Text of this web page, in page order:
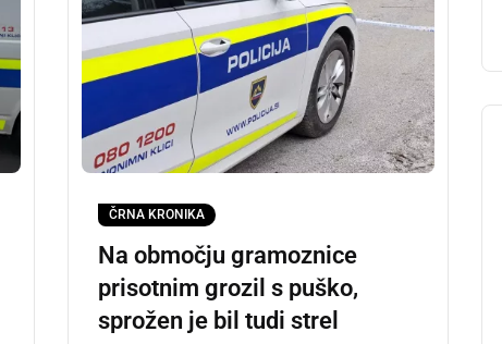
ČRNA KRONIKA
Na območju gramoznice
prisotnim grozil s puško,
sprožen je bil tudi strel